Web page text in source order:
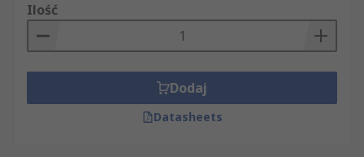
Ilość
Dodaj
Datasheets